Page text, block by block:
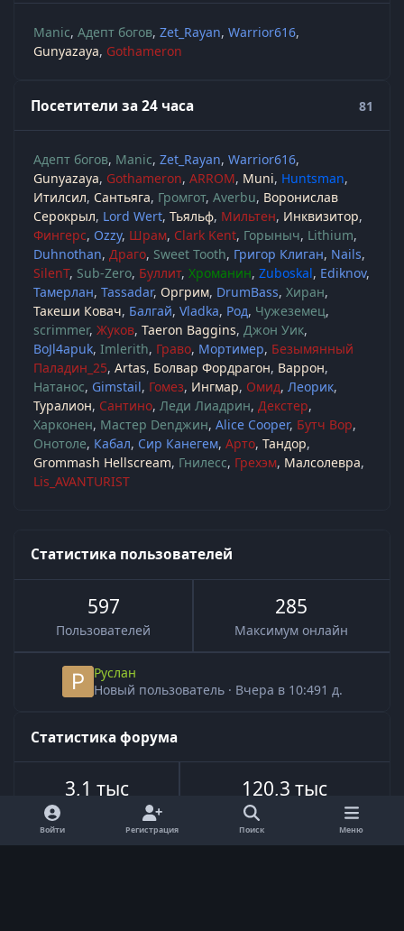
Manic Адепт богов Zet_Rayan Warrior616
Gunyazaya Gothameron
Посетители за 24 часа 81
Адепт богов Manic Zet_Rayan Warrior616
Gunyazaya Gothameron ARROM Muni Huntsman
Итилсил Сантьяга Громгот Averbu Воронислав
Серокрыл Lord Wert Тьяльф Мильтен Инквизитор
Фингерс Ozzy Шрам Clark Kent Горыныч Lithium
Duhnothan Драго Sweet Tooth Григор Клиган Nails
SilenT Sub-Zero Буллит Хроманин Zuboskal Ediknov
Тамерлан Tassadar Оргрим DrumBass Хиран
Такеши Ковач Балгай Vladka Род Чужеземец
scrimmer Жуков Taeron Baggins Джон Уик
BoJl4apuk Imlerith Граво Мортимер Безымянный
Паладин_25 Artas Болвар Фордрагон Варрон
Натанос Gimstail Гомез Ингмар Омид Леорик
Туралион Сантино Леди Лиадрин Декстер
Харконен Мастер Denджин Alice Cooper Бутч Вор
Онотоле Кабал Сир Канегем Арто Тандор
Grommash Hellscream Гнилесс Грехэм Малсолевра
Lis_AVANTURIST
Статистика пользователей
597
Пользователей
285
Максимум онлайн
Руслан
Новый пользователь · Вчера в 10:491 д.
Статистика форума
3,1 тыс
Всего сообщений
120,3 тыс
Войти Регистрация Поиск Меню